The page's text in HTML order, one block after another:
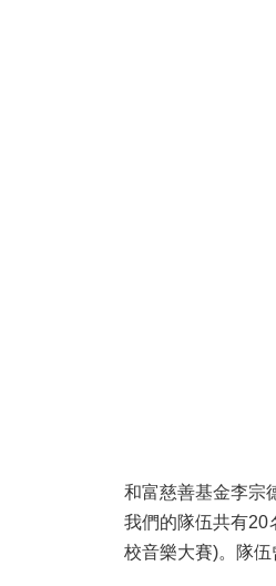
和富慈善基金李宗
我們的隊伍共有20
校音樂大賽)。隊